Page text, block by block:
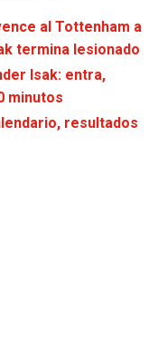
al Tottenham a
termina lesionado
Isak: entra,
minutos
resultados